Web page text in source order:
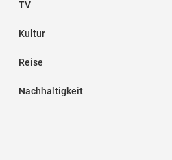
TV
Kultur
Reise
Nachhaltigkeit